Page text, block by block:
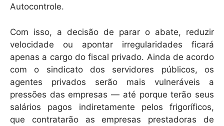
Autocontrole.
Com isso, a decisão de parar o abate, reduzir
velocidade ou apontar irregularidades ficará
apenas a cargo do fiscal privado. Ainda de acordo
com o sindicato dos servidores públicos, os
agentes privados serão mais vulneráveis a
pressões das empresas — até porque terão seus
salários pagos indiretamente pelos frigoríficos,
que contratarão as empresas prestadoras de